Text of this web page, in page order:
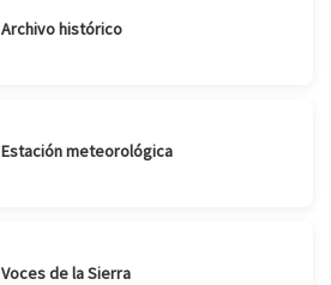
Archivo histórico
Estación meteorológica
Voces de la Sierra